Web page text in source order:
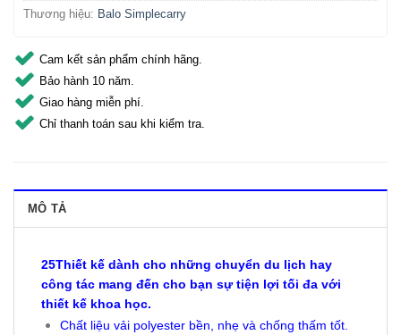
Thương hiệu: Balo Simplecarry
Cam kết sản phẩm chính hãng.
Bảo hành 10 năm.
Giao hàng miễn phí.
Chỉ thanh toán sau khi kiểm tra.
MÔ TẢ
25Thiết kế dành cho những chuyển du lịch hay
công tác mang đến cho bạn sự tiện lợi tối đa với
thiết kế khoa học.
Chất liệu vải polyester bền, nhẹ và chống thấm tốt.